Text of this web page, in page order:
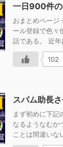
一日900件
おまとめページ
ール登録で色々
話である。 近
102
スパム助長
まず初めに下記
なるようなむか
ことは間違いな